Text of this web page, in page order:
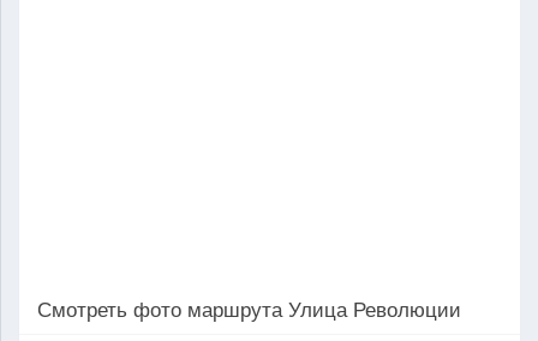
Смотреть фото маршрута Улица Революции